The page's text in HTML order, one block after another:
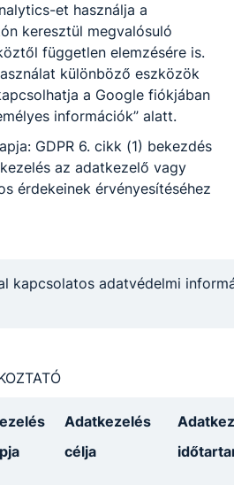
Róbert et használja a
keresztül megvalósuló
független elemzésére is.
különböző eszközök
a Google fiókjában
információk” alatt.
GDPR 6. cikk (1) bekezdés
az adatkezelő vagy
érdekeinek érvényesítéséhez
kapcsolatos adatvédelmi
Adatkezelés
célja